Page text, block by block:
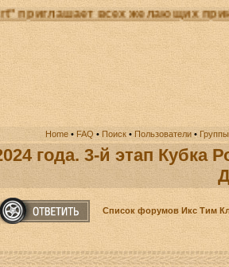
всех желающих принять
Home • FAQ • Поиск • Пользователи • Группы
года. 3-й этап
Список форумов Икс Тим